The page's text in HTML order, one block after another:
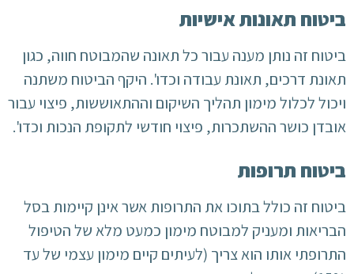
ביטוח תאונות אישיות
ביטוח זה נותן מענה עבור כל תאונה שהמבוטח חווה, כגון
תאונת דרכים, תאונת עבודה וכדו'. היקף הביטוח משתנה
ויכול לכלול מימון תהליך השיקום וההתאוששות, פיצוי עבור
אובדן כושר ההשתכרות, פיצוי חודשי לתקופת הנכות וכדו'.
ביטוח תרופות
ביטוח זה כולל בתוכו את התרופות אשר אינן קיימות בסל
הבריאות ומעניק למבוטח מימון כמעט מלא של הטיפול
התרופתי אותו הוא צריך (לעיתים קיים מימון עצמי של עד